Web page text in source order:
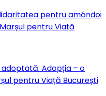
pentru amândoi
pentru Viață
adoptată: Adopția – o
pentru Viață București